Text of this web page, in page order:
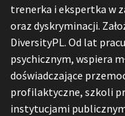
trenerka i ekspertka w
oraz dyskryminacji.
DiversityPL. Od lat
psychicznym, wspiera
doświadczające
profilaktyczne, szkoli
instytucjami